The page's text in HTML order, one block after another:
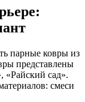
парные ковры из
представлены
«Райский сад».
смеси